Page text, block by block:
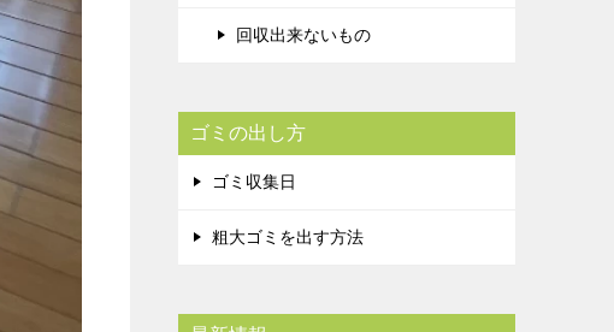
回収出来ないもの
ゴミの出し方
ゴミ収集日
粗大ゴミを出す方法